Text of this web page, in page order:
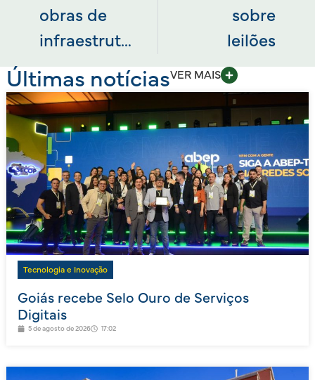
obras de
infraestrutura
sobre
leilões
Últimas notíciasVER MAIS
Tecnologia e Inovação
Goiás recebe Selo Ouro de Serviços
Digitais
5 de agosto de 2026 17:02